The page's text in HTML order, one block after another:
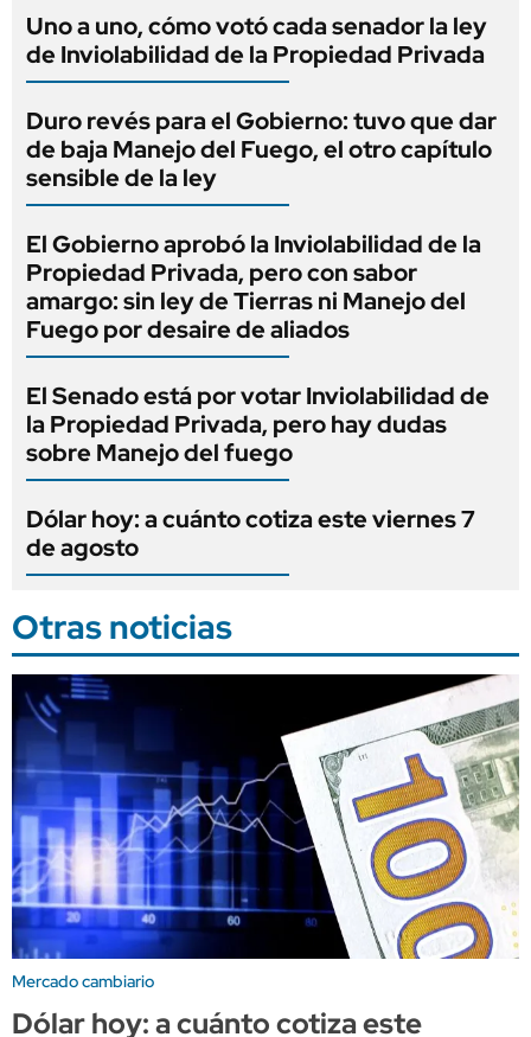
Uno a uno, cómo votó cada senador la ley
de Inviolabilidad de la Propiedad Privada
Duro revés para el Gobierno: tuvo que dar
de baja Manejo del Fuego, el otro capítulo
sensible de la ley
El Gobierno aprobó la Inviolabilidad de la
Propiedad Privada, pero con sabor
amargo: sin ley de Tierras ni Manejo del
Fuego por desaire de aliados
El Senado está por votar Inviolabilidad de
la Propiedad Privada, pero hay dudas
sobre Manejo del fuego
Dólar hoy: a cuánto cotiza este viernes 7
de agosto
Otras noticias
Mercado cambiario
Dólar hoy: a cuánto cotiza este